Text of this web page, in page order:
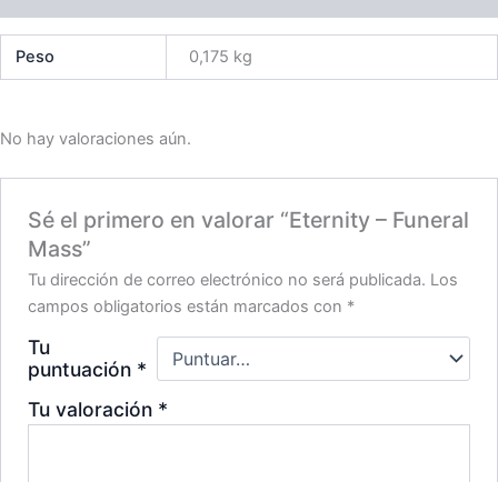
Peso 0,175 kg
No hay valoraciones aún.
Sé el primero en valorar “Eternity – Funeral
Mass”
Tu dirección de correo electrónico no será publicada. Los
campos obligatorios están marcados con *
Tu
puntuación *
Tu valoración *